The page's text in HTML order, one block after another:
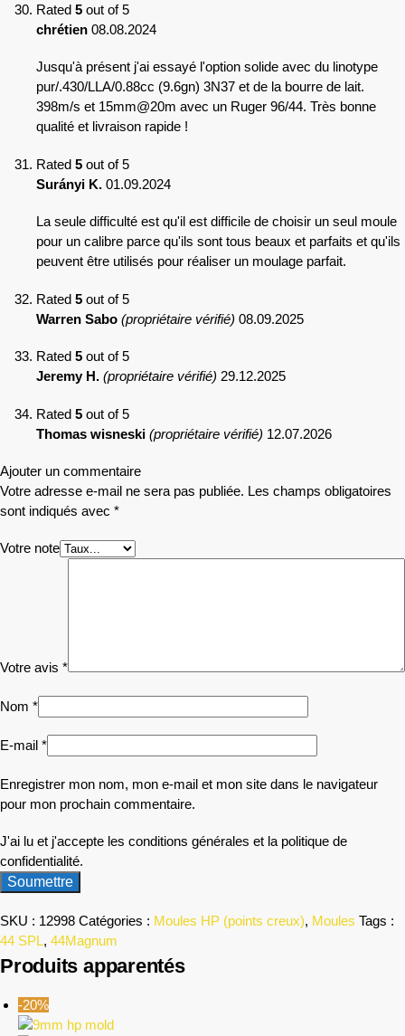
Rated 5 out of 5
chrétien 08.08.2024
Jusqu'à présent j'ai essayé l'option solide avec du linotype
pur/.430/LLA/0.88cc (9.6gn) 3N37 et de la bourre de lait.
398m/s et 15mm@20m avec un Ruger 96/44. Très bonne
qualité et livraison rapide !
Rated 5 out of 5
Surányi K. 01.09.2024
La seule difficulté est qu'il est difficile de choisir un seul moule
pour un calibre parce qu'ils sont tous beaux et parfaits et qu'ils
peuvent être utilisés pour réaliser un moulage parfait.
Rated 5 out of 5
Warren Sabo (propriétaire vérifié) 08.09.2025
Rated 5 out of 5
Jeremy H. (propriétaire vérifié) 29.12.2025
Rated 5 out of 5
Thomas wisneski (propriétaire vérifié) 12.07.2026
Ajouter un commentaire
Votre adresse e-mail ne sera pas publiée. Les champs obligatoires
sont indiqués avec *
Votre note
Votre avis *
Nom *
E-mail *
Enregistrer mon nom, mon e-mail et mon site dans le navigateur
pour mon prochain commentaire.
J'ai lu et j'accepte les conditions générales et la politique de
confidentialité.
SKU : 12998 Catégories : Moules HP (points creux), Moules Tags :
44 SPL, 44Magnum
Produits apparentés
-20%